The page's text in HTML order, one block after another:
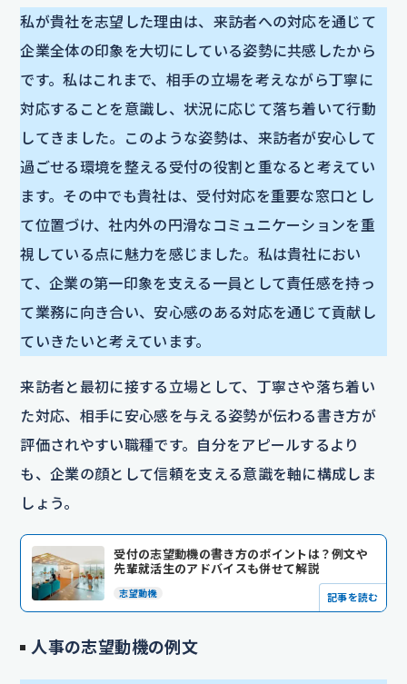
私が貴社を志望した理由は、来訪者への対応を通じて
企業全体の印象を大切にしている姿勢に共感したから
です。私はこれまで、相手の立場を考えながら丁寧に
対応することを意識し、状況に応じて落ち着いて行動
してきました。このような姿勢は、来訪者が安心して
過ごせる環境を整える受付の役割と重なると考えてい
ます。その中でも貴社は、受付対応を重要な窓口とし
て位置づけ、社内外の円滑なコミュニケーションを重
視している点に魅力を感じました。私は貴社におい
て、企業の第一印象を支える一員として責任感を持っ
て業務に向き合い、安心感のある対応を通じて貢献し
ていきたいと考えています。
来訪者と最初に接する立場として、丁寧さや落ち着い
た対応、相手に安心感を与える姿勢が伝わる書き方が
評価されやすい職種です。自分をアピールするより
も、企業の顔として信頼を支える意識を軸に構成しま
しょう。
受付の志望動機の書き方のポイントは？例文や
先輩就活生のアドバイスも併せて解説
志望動機 記事を読む
人事の志望動機の例文